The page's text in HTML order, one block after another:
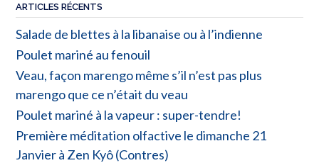
ARTICLES RÉCENTS
Salade de blettes à la libanaise ou à l’indienne
Poulet mariné au fenouil
Veau, façon marengo même s’il n’est pas plus
marengo que ce n’était du veau
Poulet mariné à la vapeur : super-tendre!
Première méditation olfactive le dimanche 21
Janvier à Zen Kyô (Contres)